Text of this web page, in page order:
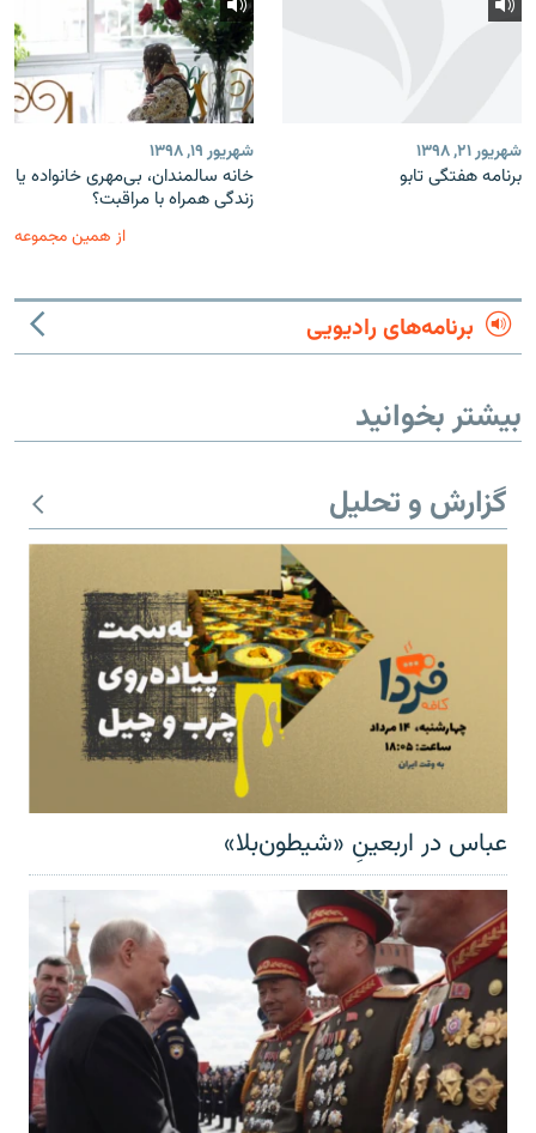
شهریور ۲۱, ۱۳۹۸
برنامه‌ هفتگی تابو
شهریور ۱۹, ۱۳۹۸
خانه سالمندان، بی‌مهری خانواده یا
زندگی همراه با مراقبت؟
از همین مجموعه
برنامه‌های رادیویی
بیشتر بخوانید
گزارش و تحلیل
عباس در اربعینِ «شیطون‌بلا»